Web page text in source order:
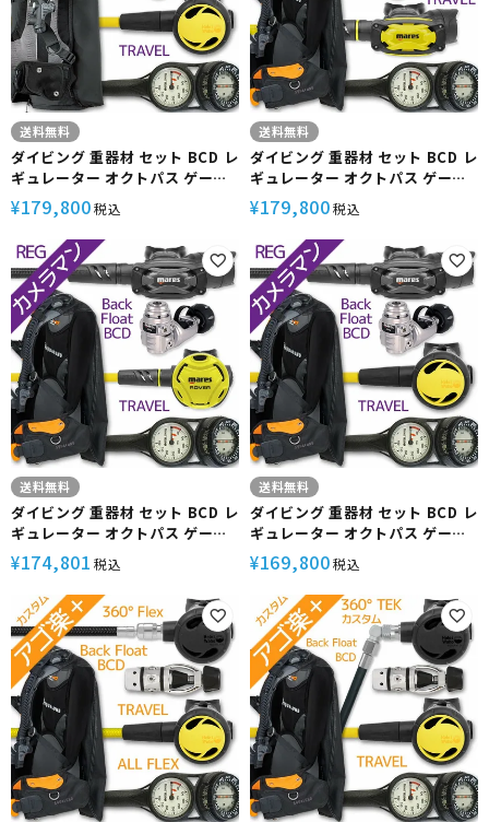
送料無料
ダイビング 重器材 セット BCD レ
ギュレーター オクトパス ゲージ
重器材セット 4点 【Rogue-
SXSwKit-Hoct2-Hmfx2】
AQUALUNG アクアラング
Mares マレス HeleIWaho ヘレ
イワホ スキューバダイビング OH
オーバーホール クーポン プレゼ
ント アゴ楽 カメラマンREG あご
らく
¥179,800税込
送料無料
ダイビング 重器材 セット BCD レ
ギュレーター オクトパス ゲージ
重器材セット 4点 【HDc-
SXSwKit-octSXS-Hmfx2】
AQUALUNG アクアラング
Mares マレス HeleIWaho ヘレ
イワホ スキューバダイビング OH
オーバーホール クーポン プレゼ
ント アゴ楽 カメラマンREG あご
らく
¥179,800税込
送料無料
ダイビング 重器材 セット BCD レ
ギュレーター オクトパス ゲージ
重器材セット 4点 【HDc-
SXSwKit-octRVR-Hmfx2】
AQUALUNG アクアラング
Mares マレス HeleIWaho ヘレ
イワホ スキューバダイビング OH
オーバーホール クーポン プレゼ
ント アゴ楽 カメラマンREG あご
らく
¥174,801 税込
送料無料
ダイビング 重器材 セット BCD レ
ギュレーター オクトパス ゲージ
重器材セット 4点 【HDc-
SXSwKit-Hoct2-Hmfx2】
AQUALUNG アクアラング
Mares マレス HeleIWaho ヘレ
イワホ スキューバダイビング OH
オーバーホール クーポン プレゼ
ント アゴ楽 カメラマンREG あご
らく
¥169,800税込